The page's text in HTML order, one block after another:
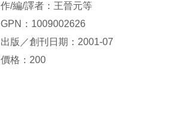
作/編/譯者：王晉元等
GPN：1009002626
出版／創刊日期：2001-07
價格：200